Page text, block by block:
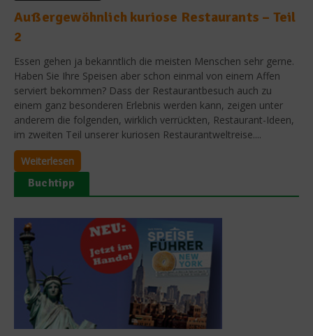
Außergewöhnlich kuriose Restaurants – Teil
2
Essen gehen ja bekanntlich die meisten Menschen sehr gerne.
Haben Sie Ihre Speisen aber schon einmal von einem Affen
serviert bekommen? Dass der Restaurantbesuch auch zu
einem ganz besonderen Erlebnis werden kann, zeigen unter
anderem die folgenden, wirklich verrückten, Restaurant-Ideen,
im zweiten Teil unserer kuriosen Restaurantweltreise....
Weiterlesen
Buchtipp